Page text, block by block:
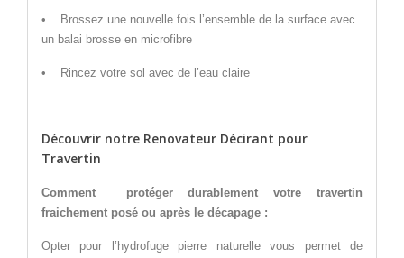
• Brossez une nouvelle fois l’ensemble de la surface avec
un balai brosse en microfibre
• Rincez votre sol avec de l’eau claire
Découvrir notre Renovateur Décirant pour
Travertin
Comment protéger durablement votre travertin
fraichement posé ou après le décapage :
Opter pour l’hydrofuge pierre naturelle vous permet de